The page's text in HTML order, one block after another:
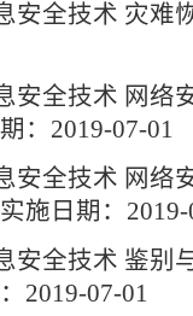
安全技术 灾难
安全技术 网络
：2019-07-01
安全技术 网络
施日期：2019-
安全技术 鉴别
2019-07-01